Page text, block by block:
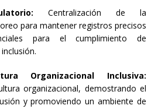
Centralización de la
para mantener registros precisos
para el cumplimiento de
Organizacional Inclusiva:
organizacional, demostrando el
y promoviendo un ambiente de